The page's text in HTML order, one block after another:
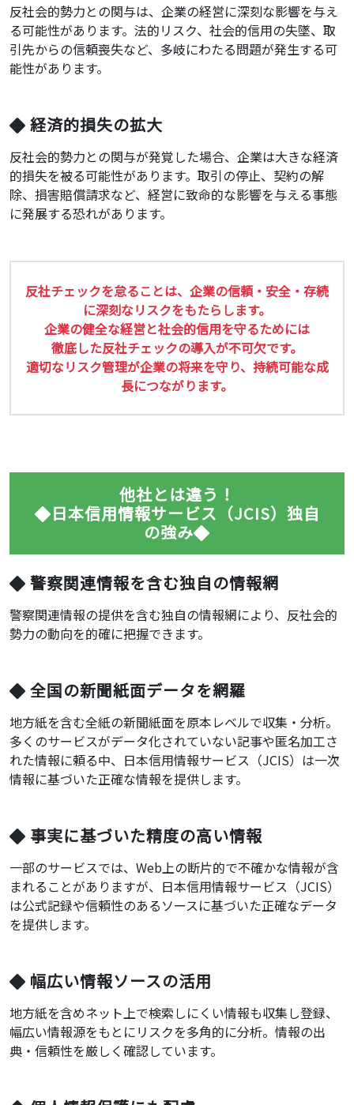
反社会的勢力との関与は、企業の経営に深刻な影響を与え
る可能性があります。法的リスク、社会的信用の失墜、取
引先からの信頼喪失など、多岐にわたる問題が発生する可
能性があります。
経済的損失の拡大
反社会的勢力との関与が発覚した場合、企業は大きな経済
的損失を被る可能性があります。取引の停止、契約の解
除、損害賠償請求など、経営に致命的な影響を与える事態
に発展する恐れがあります。
反社チェックを怠ることは、企業の信頼・安全・存続
に深刻なリスクをもたらします。
企業の健全な経営と社会的信用を守るためには
徹底した反社チェックの導入が不可欠です。
適切なリスク管理が企業の将来を守り、持続可能な成
長につながります。
他社とは違う！
日本信用情報サービス（JCIS）独自
の強み
警察関連情報を含む独自の情報網
警察関連情報の提供を含む独自の情報網により、反社会的
勢力の動向を的確に把握できます。
全国の新聞紙面データを網羅
地方紙を含む全紙の新聞紙面を原本レベルで収集・分析。
多くのサービスがデータ化されていない記事や匿名加工さ
れた情報に頼る中、日本信用情報サービス（JCIS）は一次
情報に基づいた正確な情報を提供します。
事実に基づいた精度の高い情報
一部のサービスでは、Web上の断片的で不確かな情報が含
まれることがありますが、日本信用情報サービス（JCIS）
は公式記録や信頼性のあるソースに基づいた正確なデータ
を提供します。
幅広い情報ソースの活用
地方紙を含めネット上で検索しにくい情報も収集し登録、
幅広い情報源をもとにリスクを多角的に分析。情報の出
典・信頼性を厳しく確認しています。